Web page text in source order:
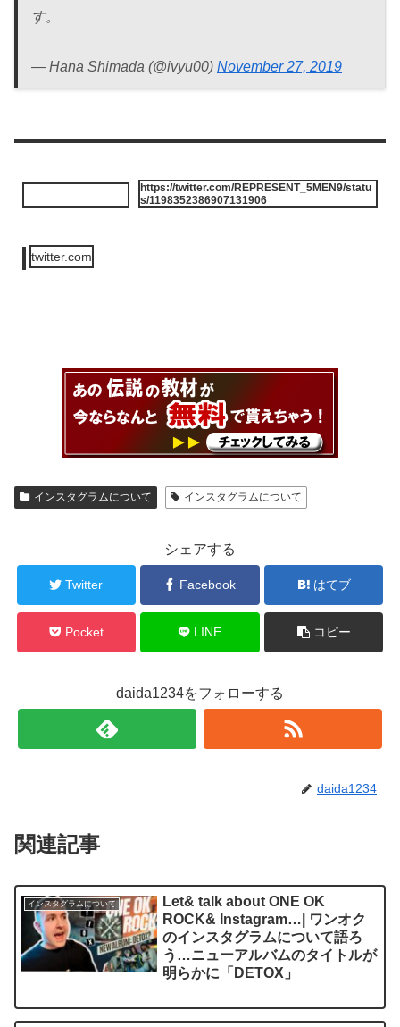
す。
— Hana Shimada (@ivyu00) November 27, 2019
https://twitter.com/REPRESENT_5MEN9/statu
s/1198352386907131906
twitter.com
インスタグラムについて インスタグラムについて
シェアする
Twitter Facebook はてブ
Pocket LINE コピー
daida1234をフォローする
daida1234
関連記事
インスタグラムについて
Let& talk about ONE OK
ROCK& Instagram…| ワンオク
のインスタグラムについて語ろ
う…ニューアルバムのタイトルが
明らかに「DETOX」